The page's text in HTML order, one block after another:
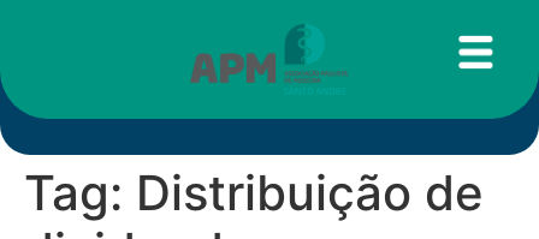
Tag: Distribuição de